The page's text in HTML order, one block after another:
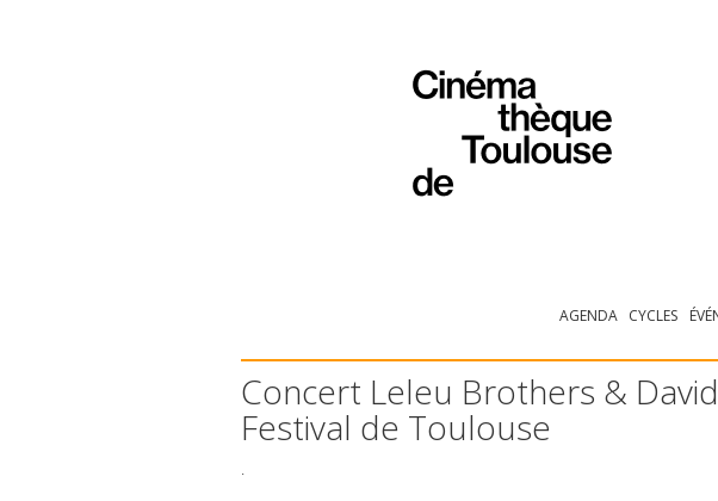
AGENDA CYCLES
Concert Leleu Brothers &
Festival de Toulouse
.